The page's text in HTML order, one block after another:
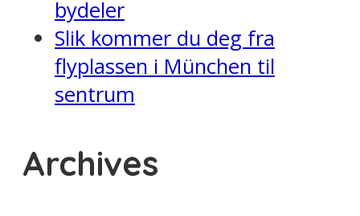
bydeler
Slik kommer du deg fra
flyplassen i München til
sentrum
Archives